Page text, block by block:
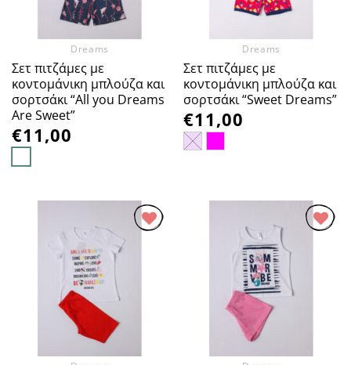
Dreams
Σετ πιτζάμες με
κοντομάνικη μπλούζα και
σορτσάκι “All you Dreams
Are Sweet”
€11,00
Dreams
Σετ πιτζάμες με
κοντομάνικη μπλούζα και
σορτσάκι “Sweet Dreams”
€11,00
Προσθήκη
Προσθήκη